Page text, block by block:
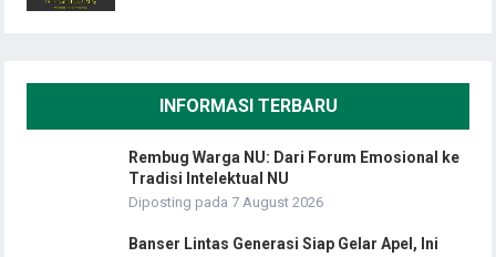
INFORMASI TERBARU
Rembug Warga NU: Dari Forum Emosional ke
Tradisi Intelektual NU
Diposting pada 7 August 2026
Banser Lintas Generasi Siap Gelar Apel, Ini